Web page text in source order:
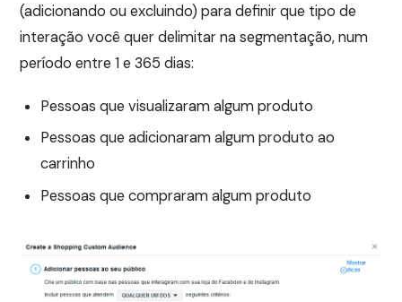
(adicionando ou excluindo) para definir que tipo de
interação você quer delimitar na segmentação, num
período entre 1 e 365 dias:
Pessoas que visualizaram algum produto
Pessoas que adicionaram algum produto ao
carrinho
Pessoas que compraram algum produto